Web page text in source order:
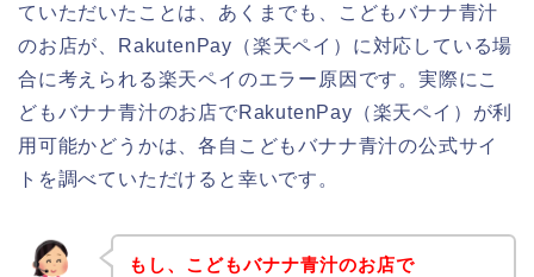
ていただいたことは、あくまでも、こどもバナナ青汁
のお店が、RakutenPay（楽天ペイ）に対応している場
合に考えられる楽天ペイのエラー原因です。実際にこ
どもバナナ青汁のお店でRakutenPay（楽天ペイ）が利
用可能かどうかは、各自こどもバナナ青汁の公式サイ
トを調べていただけると幸いです。
もし、こどもバナナ青汁のお店で